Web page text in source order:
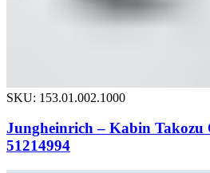
SKU: 153.01.002.1000
Jungheinrich – Kabin Takozu
51214994